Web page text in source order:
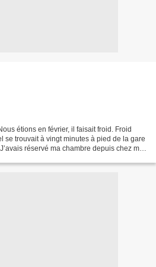
étions en février, il faisait froid. Froid
se trouvait à vingt minutes à pied de la gare
réservé ma chambre depuis chez moi